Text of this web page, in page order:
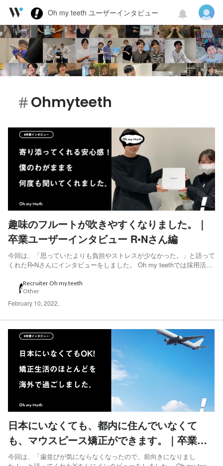
Oh my teeth ユーザーインタビュー
Ohmyteeth
趣味のフルートが吹きやすくなりました。｜
卒業ユーザーインタビュー R•Nさん編
今回は、「思っていたよりも負担やストレスが少なかった。」と語って
くれたR•Nさんにインタビューをしました。 Oh my teethでは採用活動
ています。過去の記事はこちらから ◆R•Nさん 20代男性。情報システ
ム系の会社に勤務。趣味はフ...
Recruiter Oh my teeth
Other
February 10, 2022,
日本にいなくても、都内に住んでいなくて
も、マウスピース矯正ができます。｜卒業ユ
ーザーインタビュー Yさん編
今回は、「歯並びが気にならなくなったので、前向きになりまし